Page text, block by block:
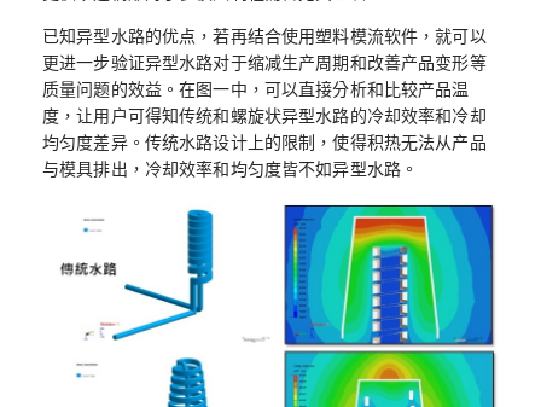
已知异型水路的优点，若再结合使用塑料模流软件，就可以
更进一步验证异型水路对于缩减生产周期和改善产品变形等
质量问题的效益。在图一中，可以直接分析和比较产品温
度，让用户可得知传统和螺旋状异型水路的冷却效率和冷却
均匀度差异。传统水路设计上的限制，使得积热无法从产品
与模具排出，冷却效率和均匀度皆不如异型水路。